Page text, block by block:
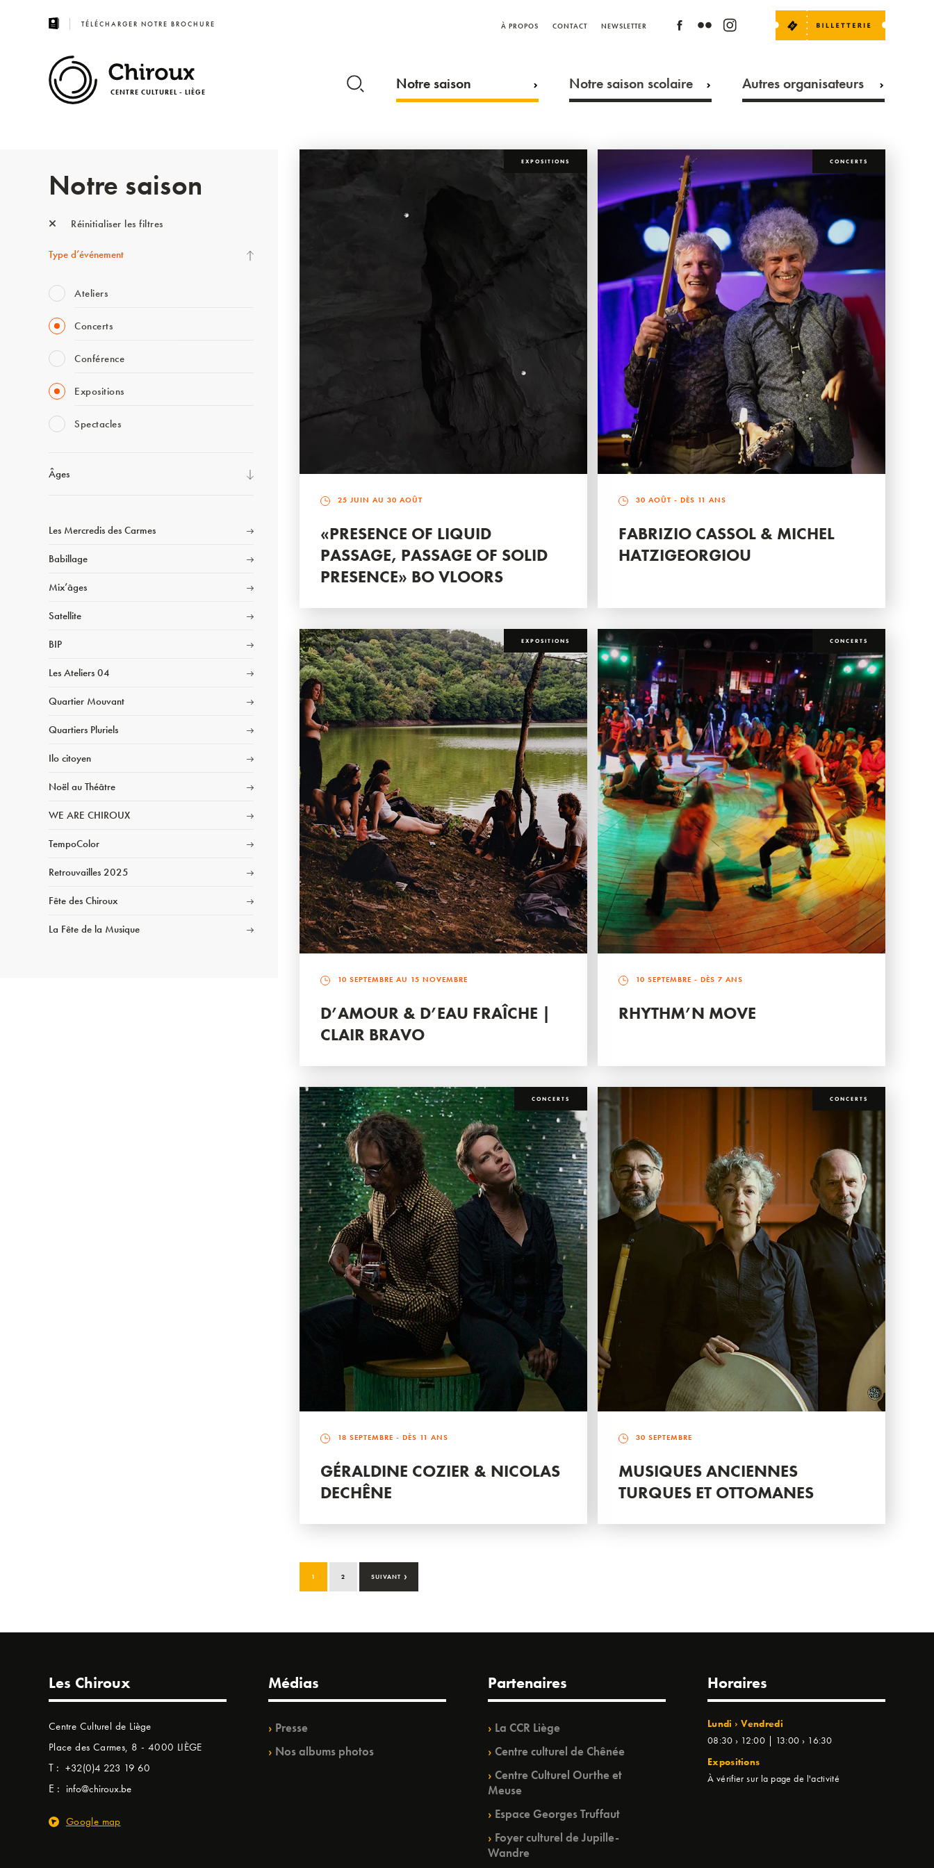
TÉLÉCHARGER NOTRE BROCHURE À PROPOS CONTACT NEWSLETTER
CENTRE CULTUREL - LIÈGE Notre saison Notre saison scolaire Autres organisateurs
Notre saison
Réinitialiser les filtres
Type d’événement
Ateliers
Concerts
Conférence
Expositions
Spectacles
Âges
Les Mercredis des Carmes
Babillage
Mix’âges
Satellite
BIP
Les Ateliers 04
Quartier Mouvant
Quartiers Pluriels
Ilo citoyen
Noël au Théâtre
WE ARE CHIROUX
TempoColor
Retrouvailles 2025
Fête des Chiroux
La Fête de la Musique
EXPOSITIONS
25 JUIN AU 30 AOÛT
«PRESENCE OF LIQUID
PASSAGE, PASSAGE OF SOLID
PRESENCE» BO VLOORS
CONCERTS
30 AOÛT - DÈS 11 ANS
FABRIZIO CASSOL & MICHEL
HATZIGEORGIOU
EXPOSITIONS
10 SEPTEMBRE AU 15 NOVEMBRE
D’AMOUR & D’EAU FRAÎCHE |
CLAIR BRAVO
CONCERTS
10 SEPTEMBRE - DÈS 7 ANS
RHYTHM’N MOVE
CONCERTS
18 SEPTEMBRE - DÈS 11 ANS
GÉRALDINE COZIER & NICOLAS
DECHÊNE
CONCERTS
30 SEPTEMBRE
MUSIQUES ANCIENNES
TURQUES ET OTTOMANES
1 2 SUIVANT ›
Les Chiroux
Centre Culturel de Liège
Place des Carmes, 8 - 4000 LIÈGE
T : +32(0)4 223 19 60
E : info@chiroux.be
Google map
Médias
Presse
Nos albums photos
Partenaires
La CCR Liège
Centre culturel de Chênée
Centre Culturel Ourthe et
Meuse
Espace Georges Truffaut
Foyer culturel de Jupille-
Wandre
Horaires
Lundi › Vendredi
08:30 › 12:00 | 13:00 › 16:30
Expositions
À vérifier sur la page de l'activité